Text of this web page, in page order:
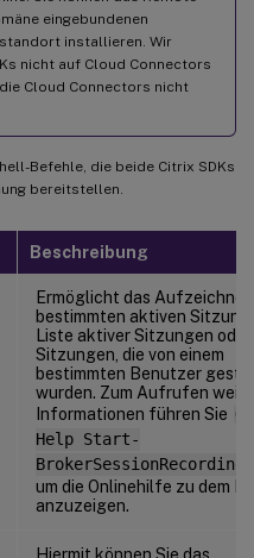
eingebundenen
installieren. Wir
nicht auf Cloud Connectors
Cloud Connectors nicht
Befehle, die beide Citrix SDKs
bereitstellen.
Beschreibung
Ermöglicht das
bestimmten aktiven
Liste aktiver Sitzungen oder
Sitzungen, die von einem
bestimmten Benutzer
wurden. Zum Aufrufen
Informationen führen Sie
Help Start-
BrokerSessionRecording
um die Onlinehilfe zu dem
anzuzeigen.